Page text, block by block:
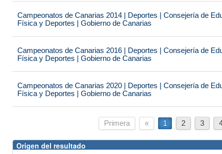
Campeonatos de Canarias 2014 | Deportes | Consejería de
Física y Deportes | Gobierno de Canarias
Campeonatos de Canarias 2016 | Deportes | Consejería de
Física y Deportes | Gobierno de Canarias
Campeonatos de Canarias 2020 | Deportes | Consejería de
Física y Deportes | Gobierno de Canarias
Primera « 1 2 3
Origen del resultado